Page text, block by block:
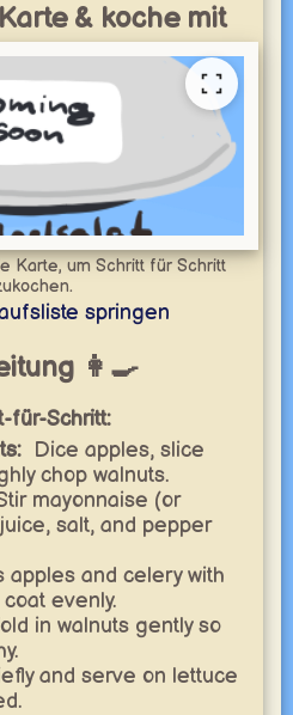
& koche mit
Karte, um Schritt für Schritt
springen
👩‍🍳
für-Schritt:
Dice apples, slice
chop walnuts.
mayonnaise (or
salt, and pepper
apples and celery with
evenly.
in walnuts gently so
and serve on lettuce